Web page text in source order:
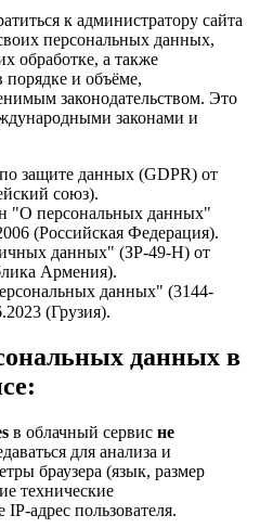
к администратору сайта
персональных данных,
обработке, а также
и объёме,
законодательством. Это
законами и
защите данных (GDPR) от
союз).
"О персональных данных"
(Российская Федерация).
данных" (ЗР-49-Н) от
Армения).
данных" (3144-
(Грузия).
данных в
в облачный сервис не
для анализа и
браузера (язык, размер
технические
адрес пользователя.